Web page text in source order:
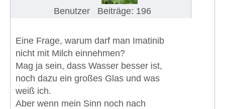
Benutzer Beiträge: 196
Eine Frage, warum darf man Imatinib
nicht mit Milch einnehmen?
Mag ja sein, dass Wasser besser ist,
noch dazu ein großes Glas und was
weiß ich.
Aber wenn mein Sinn noch nach